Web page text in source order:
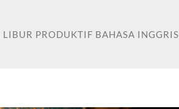
LIBUR PRODUKTIF BAHASA INGGRIS